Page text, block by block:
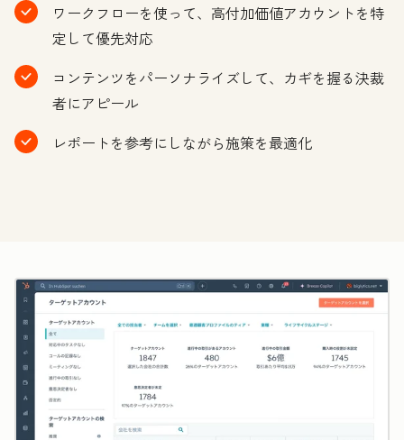
ワークフローを使って、高付加価値アカウントを特
定して優先対応
コンテンツをパーソナライズして、カギを握る決裁
者にアピール
レポートを参考にしながら施策を最適化